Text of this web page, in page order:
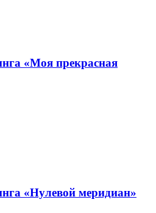
«Моя прекрасная
«Нулевой меридиан»